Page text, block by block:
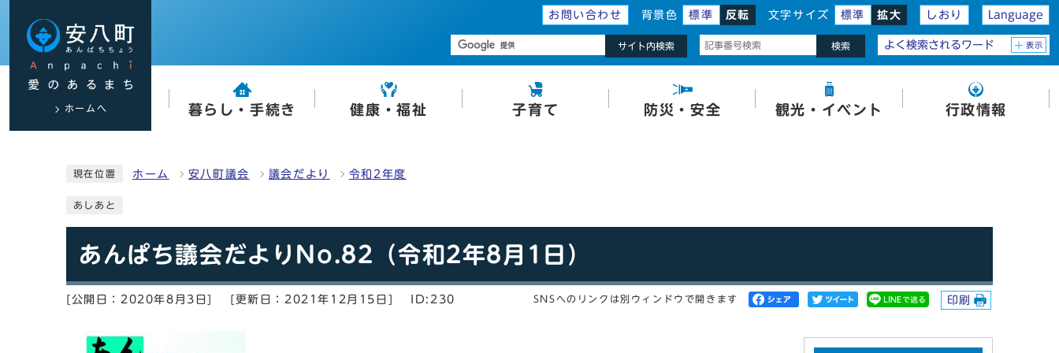
お問い合わせ 背景色 標準 反転 文字サイズ 標準 拡大 しおり Language
ホームへ
サイト内検索 検索 よく検索されるワード 表示
暮らし・手続き 健康・福祉 子育て 防災・安全 観光・イベント 行政情報
現在位置 ホーム 安八町議会 議会だより 令和2年度
あしあと
あんぱち議会だよりNo.82（令和2年8月1日）
[公開日：2020年8月3日] [更新日：2021年12月15日] ID:230 SNSへのリンクは別ウィンドウで開きます 印刷